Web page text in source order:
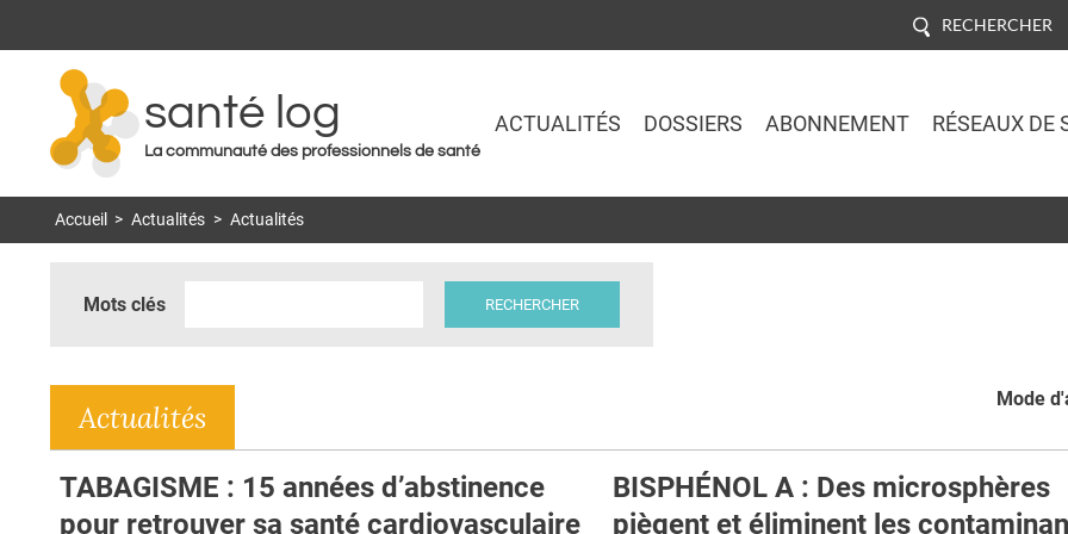
RECHERCHER
santé log
La communauté des professionnels de santé
ACTUALITÉS DOSSIERS ABONNEMENT RÉSEAUX DE
Accueil > Actualités > Actualités
Mots clés
Mode
Actualités
TABAGISME : 15 années d’abstinence
pour retrouver sa santé cardiovasculaire
BISPHÉNOL A : Des microsphères
piègent et éliminent les